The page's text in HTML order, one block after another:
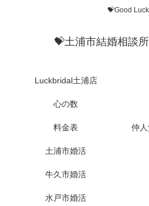
💝Good
💝土浦市結婚相談
Luckbridal土浦店
心の数
料金表
土浦市婚活
牛久市婚活
水戸市婚活